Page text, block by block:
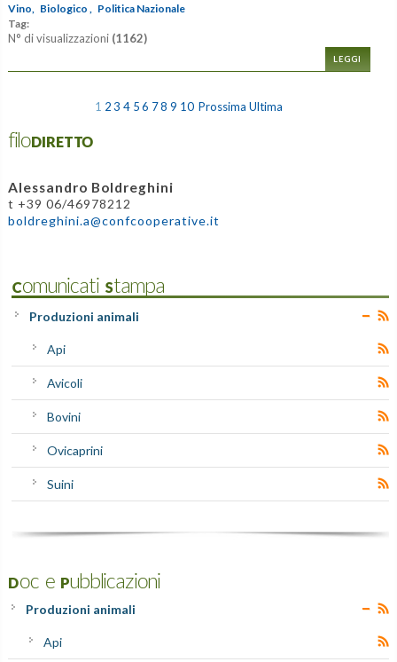
Vino,
Biologico ,
Politica Nazionale
Tag:
N° di visualizzazioni (1162)
LEGGI
1 2 3 4 5 6 78 9 10 Prossima Ultima
filoDIRETTO
Alessandro Boldreghini
t +39 06/46978212
boldreghini.a@confcooperative.it
Comunicati Stampa
Produzioni animali
Api
Avicoli
Bovini
Ovicaprini
Suini
Doc e Pubblicazioni
Produzioni animali
Api